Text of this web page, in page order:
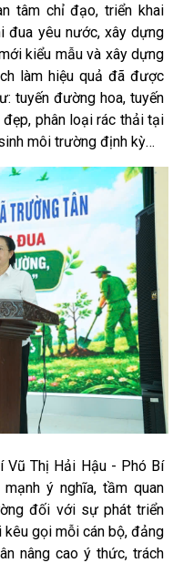
tâm chỉ đạo, triển khai
đua yêu nước, xây dựng
kiểu mẫu và xây dựng
làm hiệu quả đã được
tuyến đường hoa, tuyến
phân loại rác thải tại
môi trường định kỳ…
Vũ Thị Hải Hậu - Phó Bí
ý nghĩa, tầm quan
đối với sự phát triển
gọi mỗi cán bộ, đảng
nâng cao ý thức, trách